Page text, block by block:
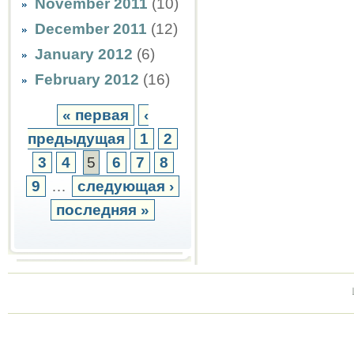
November 2011 (10)
December 2011 (12)
January 2012 (6)
February 2012 (16)
« первая
‹
предыдущая
1
2
3
4 5 6 7
8
9
…
следующая ›
последняя »